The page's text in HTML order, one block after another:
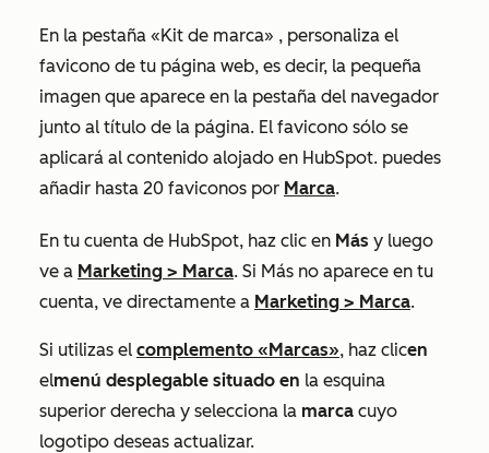
En la pestaña «Kit de marca» , personaliza el
favicono de tu página web, es decir, la pequeña
imagen que aparece en la pestaña del navegador
junto al título de la página. El favicono sólo se
aplicará al contenido alojado en HubSpot. puedes
añadir hasta 20 faviconos por Marca.
En tu cuenta de HubSpot, haz clic en Más y luego
ve a Marketing > Marca. Si Más no aparece en tu
cuenta, ve directamente a Marketing > Marca.
Si utilizas el complemento «Marcas», haz clicen
elmenú desplegable situado en la esquina
superior derecha y selecciona la marca cuyo
logotipo deseas actualizar.